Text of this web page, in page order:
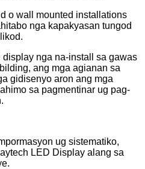
o wall mounted installations
nga kapakyasan tungod
nga na-install sa gawas
ang mga agianan sa
gidisenyo aron ang mga
sa pagmentinar ug pag-
ug sistematiko,
LED Display alang sa